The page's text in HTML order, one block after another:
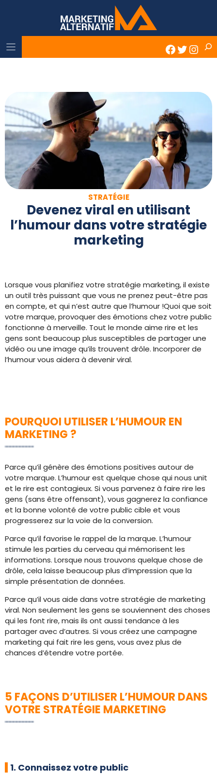
Twitter
STRATÉGIE
Devenez viral en utilisant
l’humour dans votre stratégie
marketing
Lorsque vous planifiez votre stratégie marketing, il existe
un outil très puissant que vous ne prenez peut-être pas
en compte, et qui n’est autre que l’humour !Quoi que soit
votre marque, provoquer des émotions chez votre public
fonctionne à merveille. Tout le monde aime rire et les
gens sont beaucoup plus susceptibles de partager une
vidéo ou une image qu’ils trouvent drôle. Incorporer de
l’humour vous aidera à devenir viral.
POURQUOI UTILISER L’HUMOUR EN
MARKETING ?
Parce qu’il génère des émotions positives autour de
votre marque. L’humour est quelque chose qui nous unit
et le rire est contagieux. Si vous parvenez à faire rire les
gens (sans être offensant), vous gagnerez la confiance
et la bonne volonté de votre public cible et vous
progresserez sur la voie de la conversion.
Parce qu’il favorise le rappel de la marque. L’humour
stimule les parties du cerveau qui mémorisent les
informations. Lorsque nous trouvons quelque chose de
drôle, cela laisse beaucoup plus d’impression que la
simple présentation de données.
Parce qu’il vous aide dans votre stratégie de marketing
viral. Non seulement les gens se souviennent des choses
qui les font rire, mais ils ont aussi tendance à les
partager avec d’autres. Si vous créez une campagne
marketing qui fait rire les gens, vous avez plus de
chances d’étendre votre portée.
5 FAÇONS D’UTILISER L’HUMOUR DANS
VOTRE STRATÉGIE MARKETING
1. Connaissez votre public